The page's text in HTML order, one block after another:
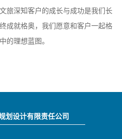
旅深知客户的成长与成功是我们长
成就格奥，我们愿意和客户一起格
的理想蓝图。
划设计有限责任公司